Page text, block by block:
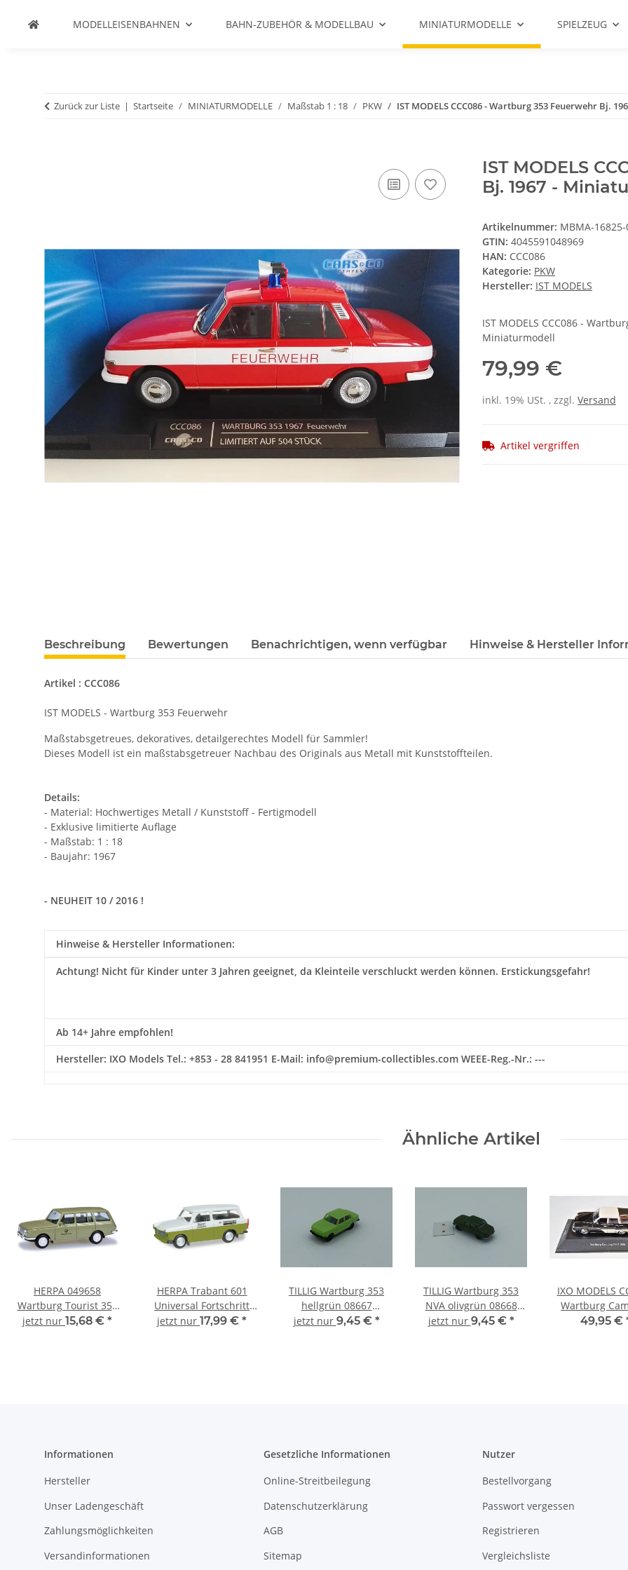
MODELLEISENBAHNEN BAHN-ZUBEHÖR & MODELLBAU MINIATURMODELLE SPIELZEUG
Zurück zur Liste Startseite MINIATURMODELLE Maßstab 1 : 18 PKW IST MODELS CCC086 - Wartburg 353 Feuerwehr Bj.
IST MODELS
Bj. 1967 -
Artikelnummer: MBMA-
GTIN: 4045591048969
HAN: CCC086
Kategorie: PKW
Hersteller: IST MODELS
IST MODELS CCC086 -
Miniaturmodell
79,99 €
inkl. 19% USt. , zzgl. Versand
Artikel vergriffen
Beschreibung Bewertungen Benachrichtigen, wenn verfügbar Hinweise & Hersteller
Artikel : CCC086
IST MODELS - Wartburg 353 Feuerwehr
Maßstabsgetreues, dekoratives, detailgerechtes Modell für Sammler!
Dieses Modell ist ein maßstabsgetreuer Nachbau des Originals aus Metall mit Kunststoffteilen.
Details:
- Material: Hochwertiges Metall / Kunststoff - Fertigmodell
- Exklusive limitierte Auflage
- Maßstab: 1 : 18
- Baujahr: 1967
- NEUHEIT 10 / 2016 !
Hinweise & Hersteller Informationen:
Achtung! Nicht für Kinder unter 3 Jahren geeignet, da Kleinteile verschluckt werden können. Erstickungsgefahr!
Ab 14+ Jahre empfohlen!
Hersteller: IXO Models Tel.: +853 - 28 841951 E-Mail: info@premium-collectibles.com WEEE-Reg.-Nr.: ---
Ähnliche Artikel
HERPA 049658
Wartburg Tourist 353
Deutsche Post PKW-
jetzt nur 15,68 € *
HERPA Trabant 601
Universal Fortschritt
Service 091497
jetzt nur 17,99 € *
TILLIG Wartburg 353
hellgrün 08667
Automodell 1:120
jetzt nur 9,45 € *
TILLIG Wartburg 353
NVA olivgrün 08668
Automodell 1:120
jetzt nur 9,45 € *
IXO MODELS
Wartburg
311-5, Bj.1960
49,95 €
Informationen
Hersteller
Unser Ladengeschäft
Zahlungsmöglichkeiten
Versandinformationen
Gesetzliche Informationen
Online-Streitbeilegung
Datenschutzerklärung
AGB
Sitemap
Nutzer
Bestellvorgang
Passwort vergessen
Registrieren
Vergleichsliste